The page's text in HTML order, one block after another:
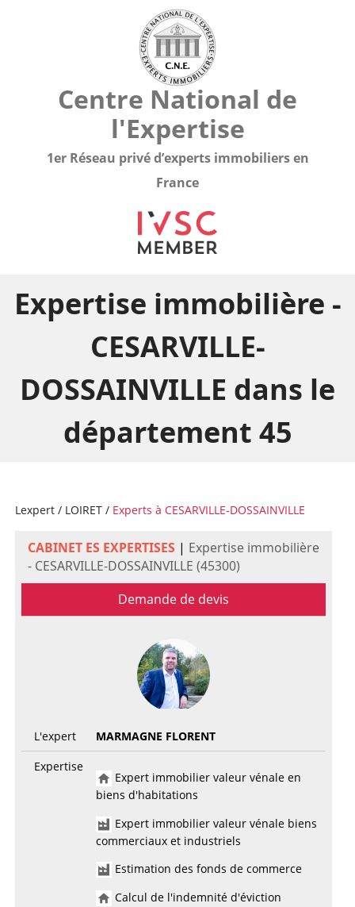
Centre National de
l'Expertise
1er Réseau privé d’experts immobiliers en
France
Expertise immobilière -
CESARVILLE-
DOSSAINVILLE dans le
département 45
Lexpert/ LOIRET/ Experts à CESARVILLE-DOSSAINVILLE
CABINET ES EXPERTISES | Expertise immobilière
- CESARVILLE-DOSSAINVILLE (45300)
Demande de devis
L'expert
MARMAGNE FLORENT
Expertise
Expert immobilier valeur vénale en
biens d'habitations
Expert immobilier valeur vénale biens
commerciaux et industriels
Estimation des fonds de commerce
Calcul de l'indemnité d'éviction